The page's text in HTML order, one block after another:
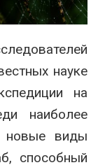
науке
на
наиболее
новые виды
способный